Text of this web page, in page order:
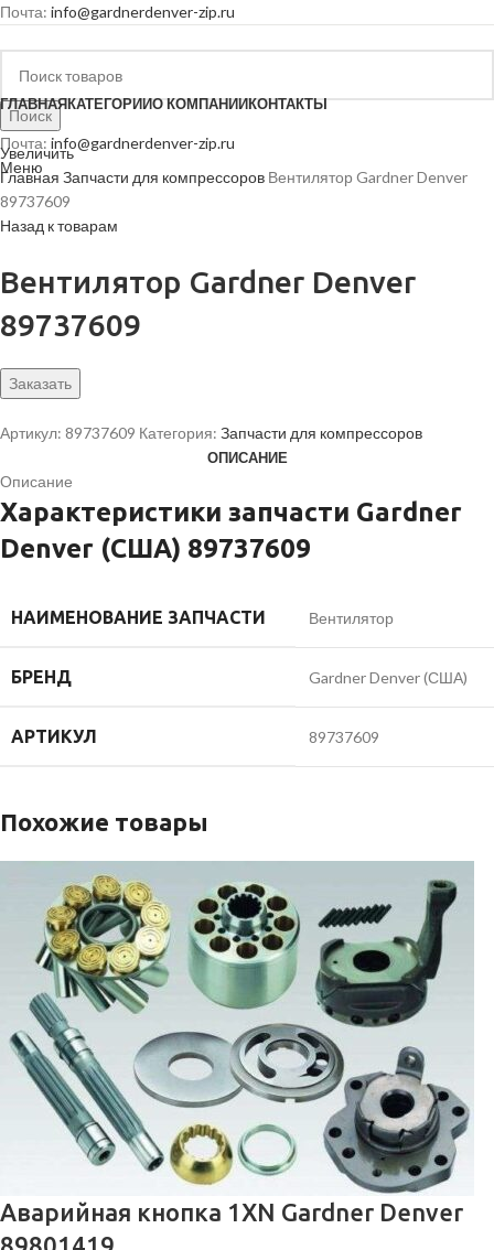
Почта: info@gardnerdenver-zip.ru
Поиск
Почта: info@gardnerdenver-zip.ru
Меню
ГЛАВНАЯКАТЕГОРИИО КОМПАНИИКОНТАКТЫ
Увеличить
Главная Запчасти для компрессоров Вентилятор Gardner Denver
89737609
Назад к товарам
Вентилятор Gardner Denver
89737609
Заказать
Артикул: 89737609 Категория: Запчасти для компрессоров
ОПИСАНИЕ
Описание
Характеристики запчасти Gardner
Denver (США) 89737609
НАИМЕНОВАНИЕ ЗАПЧАСТИ Вентилятор
БРЕНД Gardner Denver (США)
АРТИКУЛ 89737609
Похожие товары
Аварийная кнопка 1XN Gardner Denver